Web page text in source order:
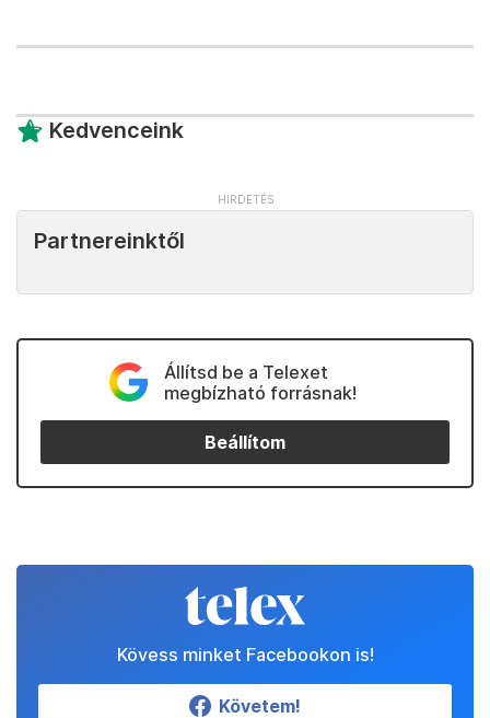
Kedvenceink
Partnereinktől
Állítsd be a Telexet
megbízható forrásnak!
Beállítom
Kövess minket Facebookon is!
Követem!